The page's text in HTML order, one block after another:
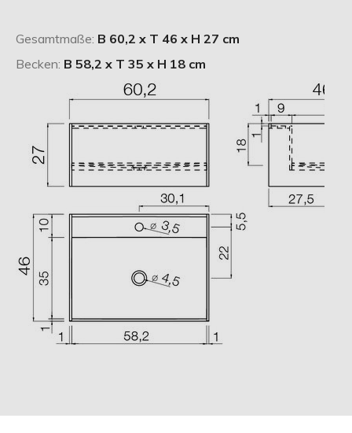
Gesamtmaße: B 60,2 x T 46 x H 27 cm
Becken: B 58,2 x T 35 x H 18 cm